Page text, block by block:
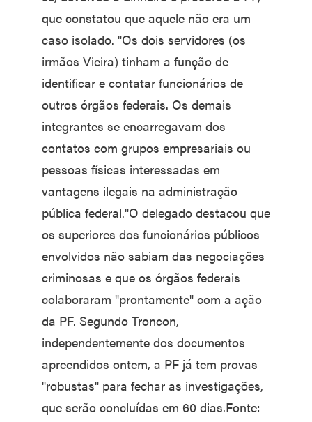
que constatou que aquele não era um
caso isolado. "Os dois servidores (os
irmãos Vieira) tinham a função de
identificar e contatar funcionários de
outros órgãos federais. Os demais
integrantes se encarregavam dos
contatos com grupos empresariais ou
pessoas físicas interessadas em
vantagens ilegais na administração
pública federal."O delegado destacou que
os superiores dos funcionários públicos
envolvidos não sabiam das negociações
criminosas e que os órgãos federais
colaboraram "prontamente" com a ação
da PF. Segundo Troncon,
independentemente dos documentos
apreendidos ontem, a PF já tem provas
"robustas" para fechar as investigações,
que serão concluídas em 60 dias.Fonte: